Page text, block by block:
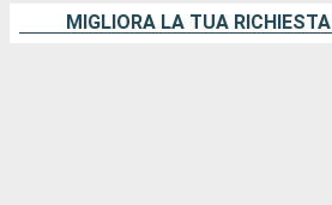
MIGLIORA LA TUA RICHIESTA